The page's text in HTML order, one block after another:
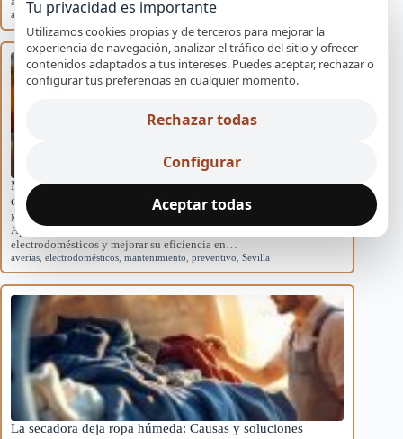
aire acondicionado,causas ,eficiencia,mantenimiento
Mantenimiento básico para evitar averías en
electrodomésticos
Mantenimiento preventivo
Aprende rutinas de mantenimiento para prevenir averías en tus
electrodomésticos y mejorar su eficiencia en…
averías electrodomésticos mantenimiento preventivo Sevilla
La secadora deja ropa húmeda: Causas y soluciones
Tu privacidad es importante
Utilizamos cookies propias y de terceros para mejorar la
experiencia de navegación, analizar el tráfico del sitio y ofrecer
contenidos adaptados a tus intereses. Puedes aceptar, rechazar o
configurar tus preferencias en cualquier momento.
Rechazar todas
Configurar
Aceptar todas